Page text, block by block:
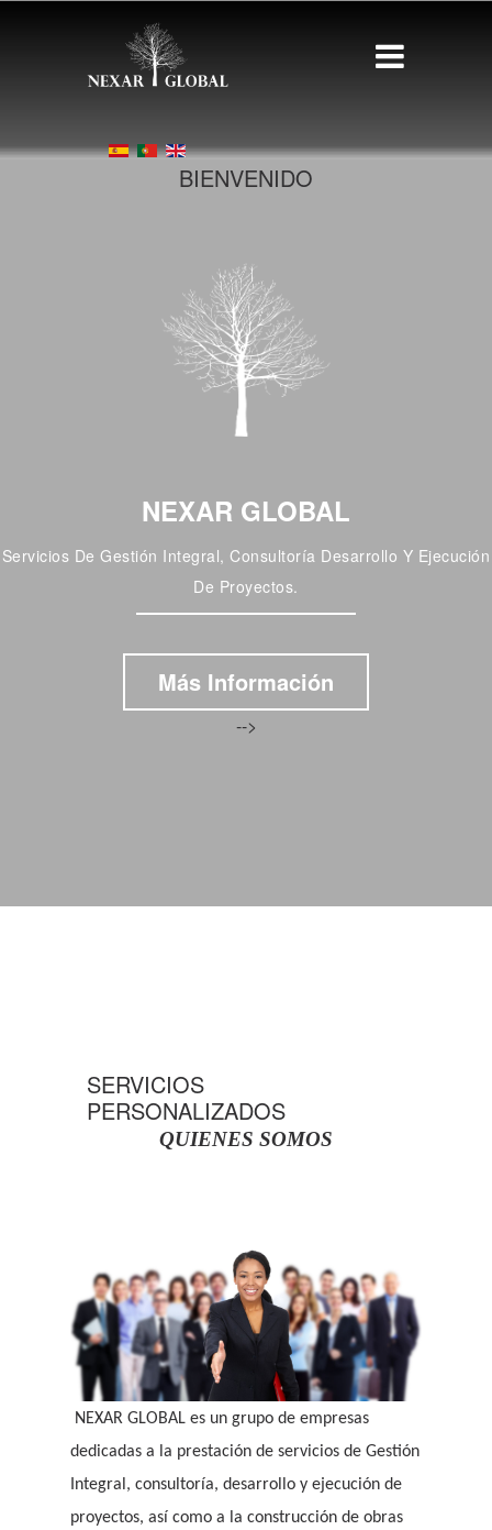
BIENVENIDO
NEXAR GLOBAL
Servicios De Gestión Integral, Consultoría Desarrollo Y Ejecución
De Proyectos.
Más Información
-->
SERVICIOS
PERSONALIZADOS
QUIENES SOMOS
NEXAR GLOBAL es un grupo de empresas
dedicadas a la prestación de servicios de Gestión
Integral, consultoría, desarrollo y ejecución de
proyectos, así como a la construcción de obras